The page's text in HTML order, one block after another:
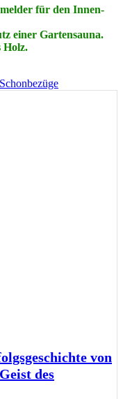
für den Innen-
einer Gartensauna.
Holz.
Schonbezüge
von
des